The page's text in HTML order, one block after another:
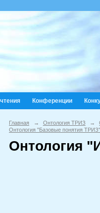
Конференции
Главная → Онтология ТРИЗ →
Онтология "Базовые понятия ТРИЗ"
Онтология